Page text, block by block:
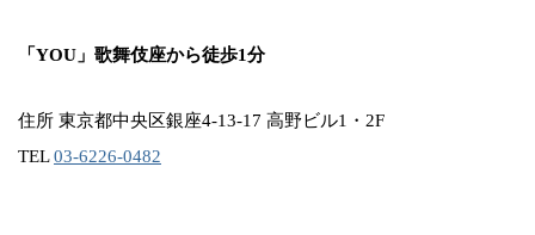
「YOU」歌舞伎座から徒歩1分
住所 東京都中央区銀座4-13-17 高野ビル1・2F
TEL03-6226-0482